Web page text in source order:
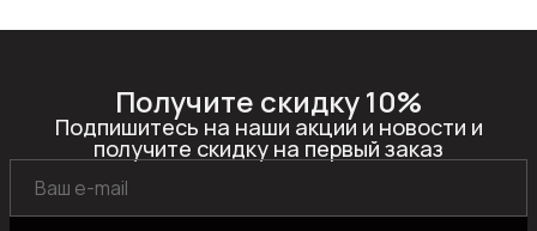
Получите скидку 10%
Подпишитесь на наши акции и новости и
получите скидку на первый заказ